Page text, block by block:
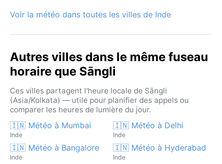
Voir la météo dans toutes les villes de Inde
Autres villes dans le même fuseau
horaire que Sāngli
Ces villes partagent l'heure locale de Sāngli
(Asia/Kolkata) — utile pour planifier des appels ou
comparer les heures de lumière du jour.
🇮🇳 Météo à Mumbai
Inde
🇮🇳 Météo à Delhi
Inde
🇮🇳 Météo à Bangalore
Inde
🇮🇳 Météo à Hyderabad
Inde